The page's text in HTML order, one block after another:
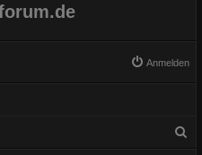
Anmelden